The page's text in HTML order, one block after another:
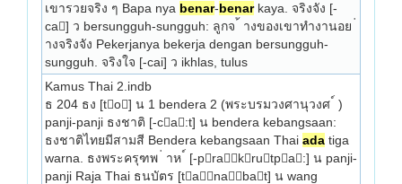
เขารวยจริง ๆ Bapa­ nya benar-benar kaya. จริงจัง [-
ca] ว bersungguh-sungguh: ลูกจ ้ างของเขาทำงานอย ่
างจริงจัง Pekerja­nya bekerja dengan bersungguh-
sungguh. จริงใจ [-cai] ว ikhlas, tulus
Kamus Thai 2.indb
ธ 204 ธง [to] น 1 bendera 2 (พระบรมวงศานุวงศ ์ )
panji-panji ธงชาติ [-ca:t] น bendera kebangsaan:
ธงชาติไทยมีสามสี Bendera kebangsaan Thai ada tiga
warna. ธงพระครุฑพ ่ าห ์ [-prakrutpa:] น panji-
panji Raja Thai ธนบัตร [tanabat] น wang